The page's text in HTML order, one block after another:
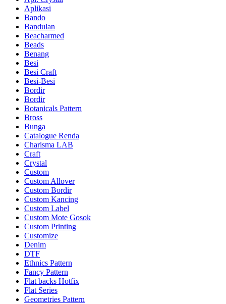
Aplikasi
Bando
Bandulan
Beacharmed
Beads
Benang
Besi
Besi Craft
Besi-Besi
Bordir
Bordir
Botanicals Pattern
Bross
Bunga
Catalogue Renda
Charisma LAB
Craft
Crystal
Custom
Custom Allover
Custom Bordir
Custom Kancing
Custom Label
Custom Mote Gosok
Custom Printing
Customize
Denim
DTF
Ethnics Pattern
Fancy Pattern
Flat backs Hotfix
Flat Series
Geometries Pattern